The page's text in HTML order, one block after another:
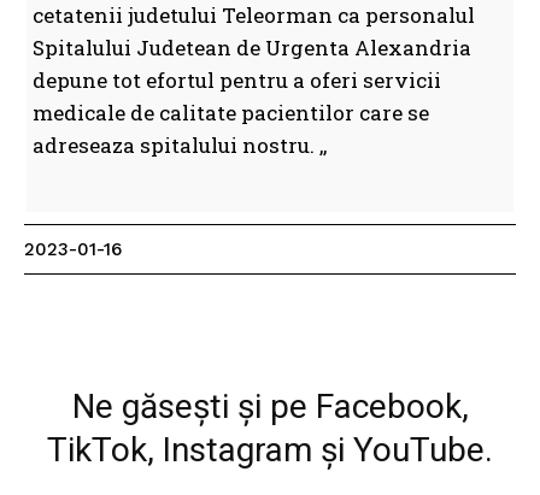
cetatenii judetului Teleorman ca personalul
Spitalului Judetean de Urgenta Alexandria
depune tot efortul pentru a oferi servicii
medicale de calitate pacientilor care se
adreseaza spitalului nostru. ,,
2023-01-16
Ne găsești și pe Facebook,
TikTok, Instagram și YouTube.